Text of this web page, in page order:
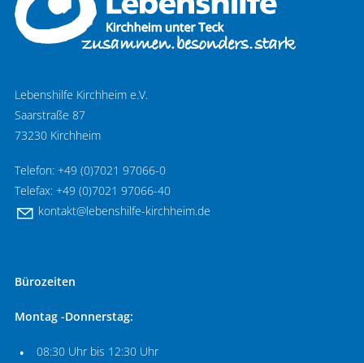
Lebenshilfe Kirchheim e.V.
Saarstraße 87
73230 Kirchheim
Telefon: +49 (0)7021 97066-0
Telefax: +49 (0)7021 97066-40
k nt kt l b nsh lf -k rchh md
Bürozeiten
Montag -Donnerstag:
08:30 Uhr bis 12:30 Uhr